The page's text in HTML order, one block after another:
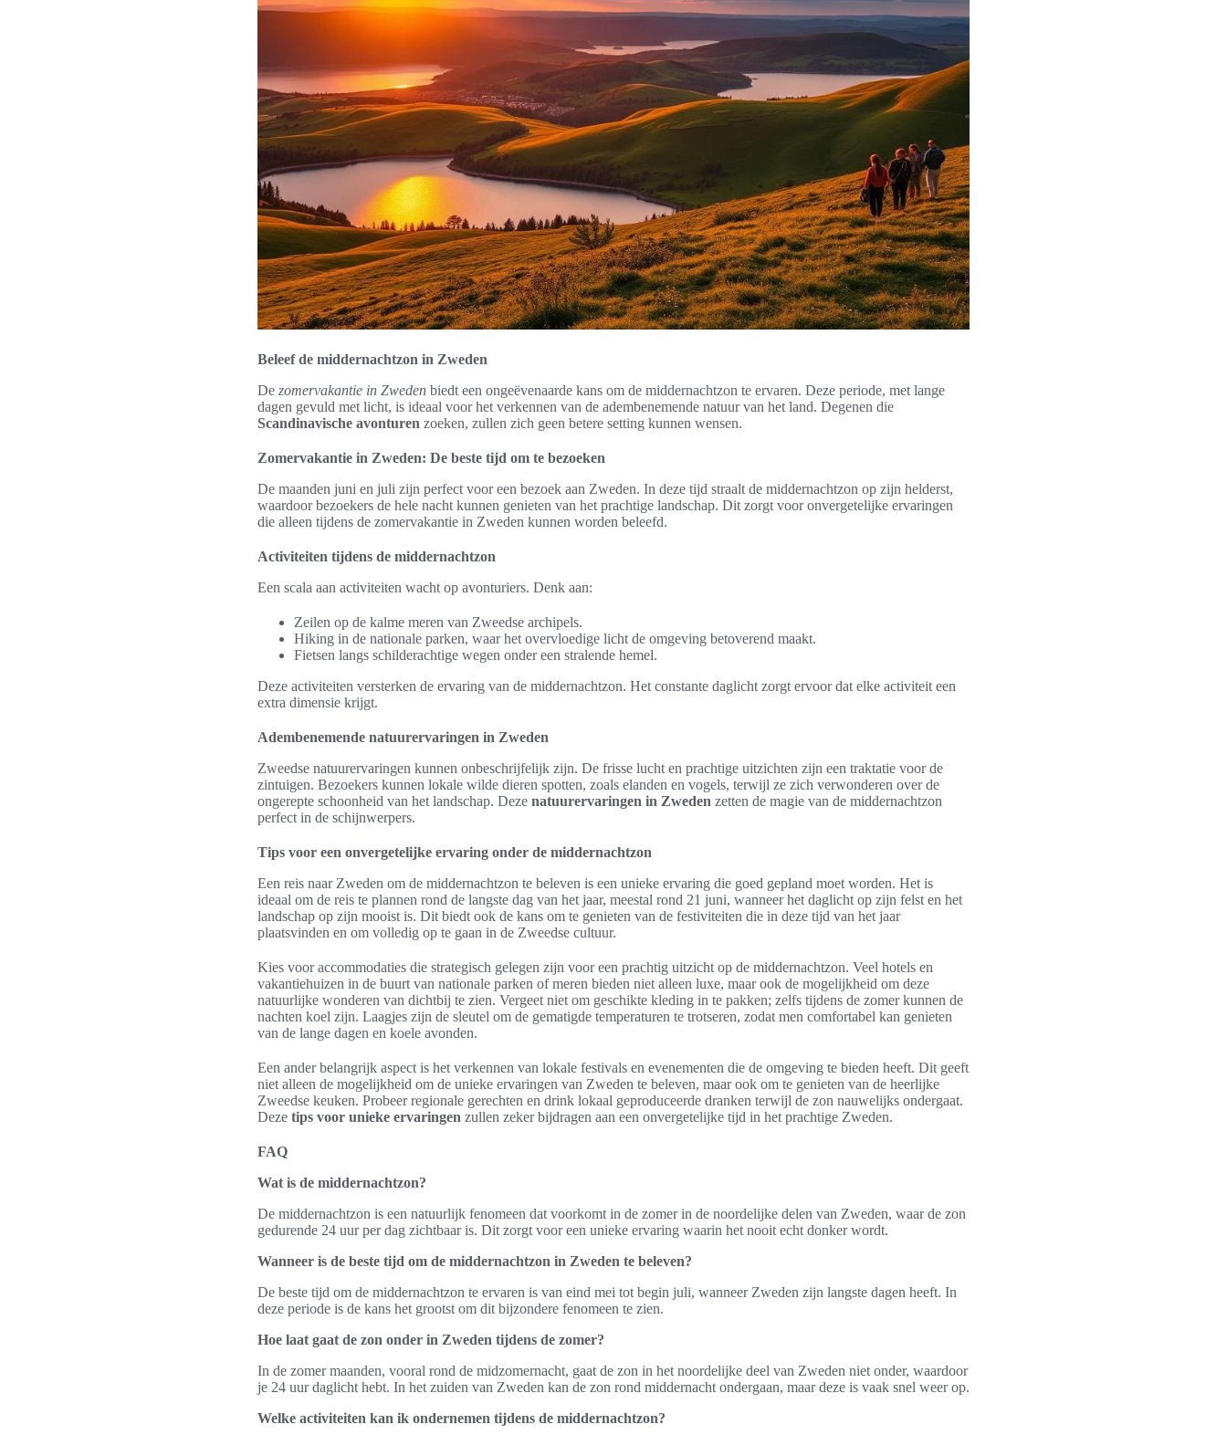
Beleef de middernachtzon in Zweden
De zomervakantie in Zweden biedt een ongeëvenaarde kans om de middernachtzon te ervaren. Deze periode, met lange
dagen gevuld met licht, is ideaal voor het verkennen van de adembenemende natuur van het land. Degenen die
Scandinavische avonturen zoeken, zullen zich geen betere setting kunnen wensen.
Zomervakantie in Zweden: De beste tijd om te bezoeken
De maanden juni en juli zijn perfect voor een bezoek aan Zweden. In deze tijd straalt de middernachtzon op zijn helderst,
waardoor bezoekers de hele nacht kunnen genieten van het prachtige landschap. Dit zorgt voor onvergetelijke ervaringen
die alleen tijdens de zomervakantie in Zweden kunnen worden beleefd.
Activiteiten tijdens de middernachtzon
Een scala aan activiteiten wacht op avonturiers. Denk aan:
Zeilen op de kalme meren van Zweedse archipels.
Hiking in de nationale parken, waar het overvloedige licht de omgeving betoverend maakt.
Fietsen langs schilderachtige wegen onder een stralende hemel.
Deze activiteiten versterken de ervaring van de middernachtzon. Het constante daglicht zorgt ervoor dat elke activiteit een
extra dimensie krijgt.
Adembenemende natuurervaringen in Zweden
Zweedse natuurervaringen kunnen onbeschrijfelijk zijn. De frisse lucht en prachtige uitzichten zijn een traktatie voor de
zintuigen. Bezoekers kunnen lokale wilde dieren spotten, zoals elanden en vogels, terwijl ze zich verwonderen over de
ongerepte schoonheid van het landschap. Deze natuurervaringen in Zweden zetten de magie van de middernachtzon
perfect in de schijnwerpers.
Tips voor een onvergetelijke ervaring onder de middernachtzon
Een reis naar Zweden om de middernachtzon te beleven is een unieke ervaring die goed gepland moet worden. Het is
ideaal om de reis te plannen rond de langste dag van het jaar, meestal rond 21 juni, wanneer het daglicht op zijn felst en het
landschap op zijn mooist is. Dit biedt ook de kans om te genieten van de festiviteiten die in deze tijd van het jaar
plaatsvinden en om volledig op te gaan in de Zweedse cultuur.
Kies voor accommodaties die strategisch gelegen zijn voor een prachtig uitzicht op de middernachtzon. Veel hotels en
vakantiehuizen in de buurt van nationale parken of meren bieden niet alleen luxe, maar ook de mogelijkheid om deze
natuurlijke wonderen van dichtbij te zien. Vergeet niet om geschikte kleding in te pakken; zelfs tijdens de zomer kunnen de
nachten koel zijn. Laagjes zijn de sleutel om de gematigde temperaturen te trotseren, zodat men comfortabel kan genieten
van de lange dagen en koele avonden.
Een ander belangrijk aspect is het verkennen van lokale festivals en evenementen die de omgeving te bieden heeft. Dit geeft
niet alleen de mogelijkheid om de unieke ervaringen van Zweden te beleven, maar ook om te genieten van de heerlijke
Zweedse keuken. Probeer regionale gerechten en drink lokaal geproduceerde dranken terwijl de zon nauwelijks ondergaat.
Deze tips voor unieke ervaringen zullen zeker bijdragen aan een onvergetelijke tijd in het prachtige Zweden.
FAQ
Wat is de middernachtzon?
De middernachtzon is een natuurlijk fenomeen dat voorkomt in de zomer in de noordelijke delen van Zweden, waar de zon
gedurende 24 uur per dag zichtbaar is. Dit zorgt voor een unieke ervaring waarin het nooit echt donker wordt.
Wanneer is de beste tijd om de middernachtzon in Zweden te beleven?
De beste tijd om de middernachtzon te ervaren is van eind mei tot begin juli, wanneer Zweden zijn langste dagen heeft. In
deze periode is de kans het grootst om dit bijzondere fenomeen te zien.
Hoe laat gaat de zon onder in Zweden tijdens de zomer?
In de zomer maanden, vooral rond de midzomernacht, gaat de zon in het noordelijke deel van Zweden niet onder, waardoor
je 24 uur daglicht hebt. In het zuiden van Zweden kan de zon rond middernacht ondergaan, maar deze is vaak snel weer op.
Welke activiteiten kan ik ondernemen tijdens de middernachtzon?